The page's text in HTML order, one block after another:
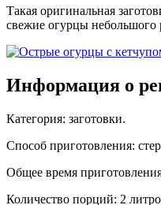
Такая оригинальная
свежие огурцы небольшого
Информация о
Категория: заготовки.
Способ приготовления:
Общее время
Количество порций: 2